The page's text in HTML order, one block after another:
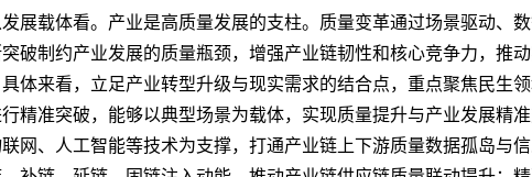
发展载体看。产业是高质量发展的支柱。质量变革通过场景驱动、
破制约产业发展的质量瓶颈，增强产业链韧性和核心竞争力，推
体来看，立足产业转型升级与现实需求的结合点，重点聚焦民生
精准突破，能够以典型场景为载体，实现质量提升与产业发展精
网、人工智能等技术为支撑，打通产业链上下游质量数据孤岛与